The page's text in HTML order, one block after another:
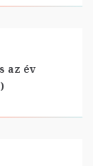
az év